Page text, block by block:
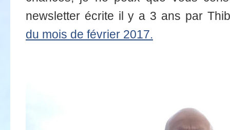
newsletter écrite il y a 3 ans par
du mois de février 2017.